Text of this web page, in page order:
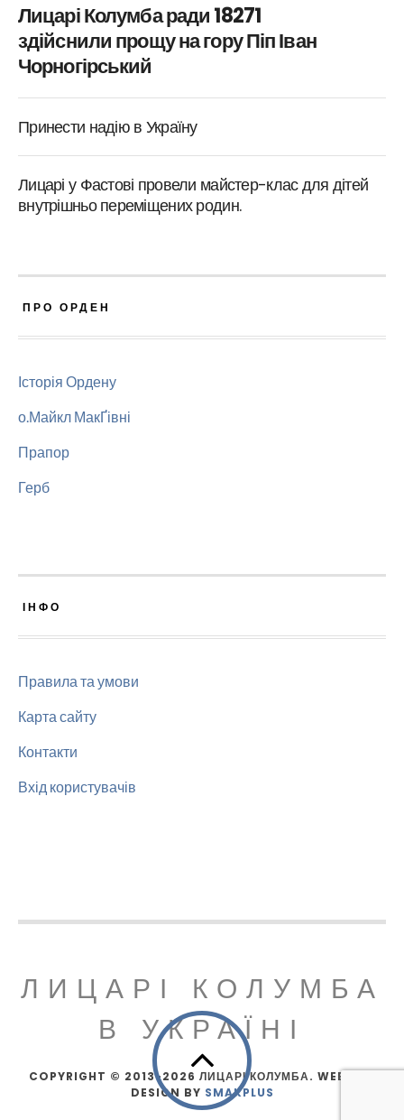
Лицарі Колумба ради 18271
здійснили прощу на гору Піп Іван
Чорногірський
Принести надію в Україну
Лицарі у Фастові провели майстер-клас для дітей
внутрішньо переміщених родин.
ПРО ОРДЕН
Історія Ордену
о.Майкл МакҐівні
Прапор
Герб
ІНФО
Правила та умови
Карта сайту
Контакти
Вхід користувачів
ЛИЦАРІ КОЛУМБА
В УКРАЇНІ
COPYRIGHT © 2013-2026 ЛИЦАРІ КОЛУМБА. WEBSITE
DESIGN BY SMAKPLUS